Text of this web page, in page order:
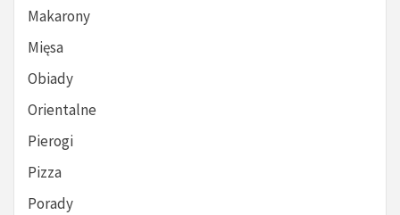
Makarony
Mięsa
Obiady
Orientalne
Pierogi
Pizza
Porady